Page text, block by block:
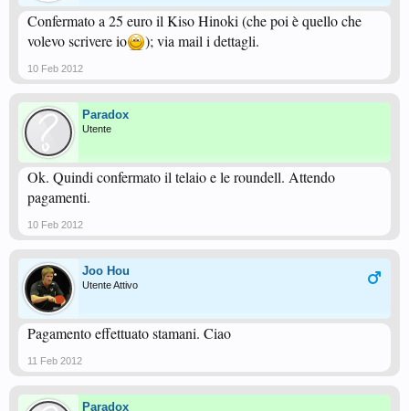
Confermato a 25 euro il Kiso Hinoki (che poi è quello che
volevo scrivere io
); via mail i dettagli.
10 Feb 2012
Paradox
Utente
Ok. Quindi confermato il telaio e le roundell. Attendo
pagamenti.
10 Feb 2012
Joo Hou
Utente Attivo
Pagamento effettuato stamani. Ciao
11 Feb 2012
Paradox